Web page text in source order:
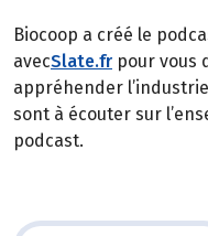
Biocoop a créé le
avecSlate.fr pour vous
appréhender
sont à écouter sur
podcast.